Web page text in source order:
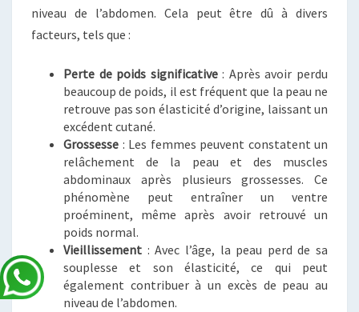
niveau de l’abdomen. Cela peut être dû à divers
facteurs, tels que :
Perte de poids significative: Après avoir perdu
beaucoup de poids, il est fréquent que la peau ne
retrouve pas son élasticité d’origine, laissant un
excédent cutané.
Grossesse : Les femmes peuvent constatent un
relâchement de la peau et des muscles
abdominaux après plusieurs grossesses. Ce
phénomène peut entraîner un ventre
proéminent, même après avoir retrouvé un
poids normal.
Vieillissement : Avec l’âge, la peau perd de sa
souplesse et son élasticité, ce qui peut
également contribuer à un excès de peau au
niveau de l’abdomen.